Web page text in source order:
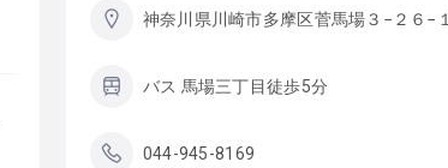
神奈川県川崎市多摩区菅馬場３−２６−１
バス 馬場三丁目徒歩5分
044-945-8169